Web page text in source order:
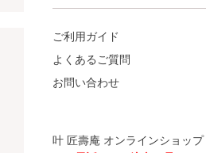
ご利用ガイド
よくあるご質問
お問い合わせ
叶 匠壽庵 オンラインショップ